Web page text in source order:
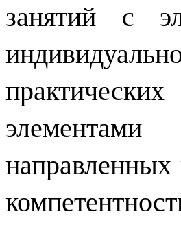
занятий с
направленных